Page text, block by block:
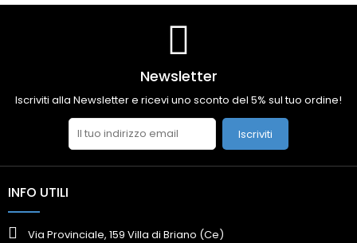
Newsletter
Iscriviti alla Newsletter e ricevi uno sconto del 5% sul tuo ordine!
Iscriviti
INFO UTILI
Via Provinciale, 159 Villa di Briano (Ce)